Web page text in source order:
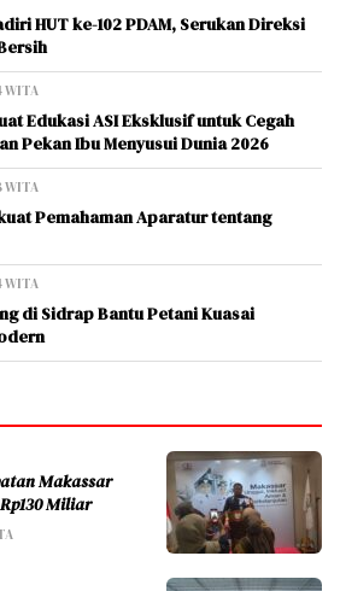
HUT ke-102 PDAM, Serukan Direksi
WITA
Edukasi ASI Eksklusif untuk Cegah
Pekan Ibu Menyusui Dunia 2026
WITA
Pemahaman Aparatur tentang
WITA
di Sidrap Bantu Petani Kuasai
Makassar
Miliar